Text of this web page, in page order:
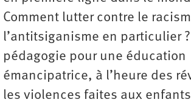
Comment lutter contre le
l’antitsiganisme en particulier
pédagogie pour une éducation
émancipatrice, à l’heure des
les violences faites aux